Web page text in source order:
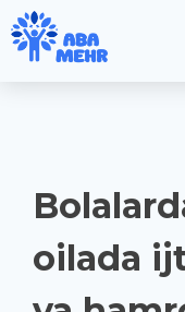
oilada